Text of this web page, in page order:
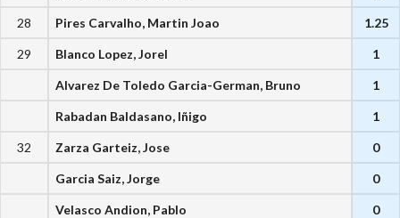
28 Pires Carvalho, Martin Joao 1.25
29 Blanco Lopez, Jorel 1
Alvarez De Toledo Garcia-German, Bruno 1
Rabadan Baldasano, Iñigo 1
32 Zarza Garteiz, Jose 0
Garcia Saiz, Jorge 0
Velasco Andion, Pablo 0